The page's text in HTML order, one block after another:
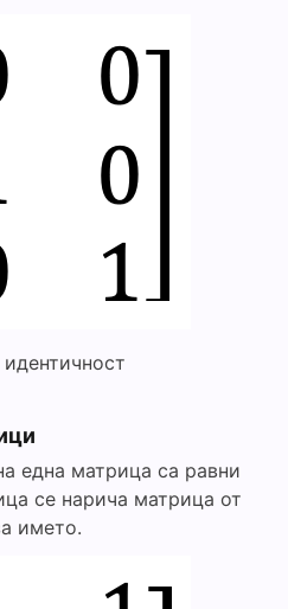
една матрица са равни
се нарича матрица от
името.